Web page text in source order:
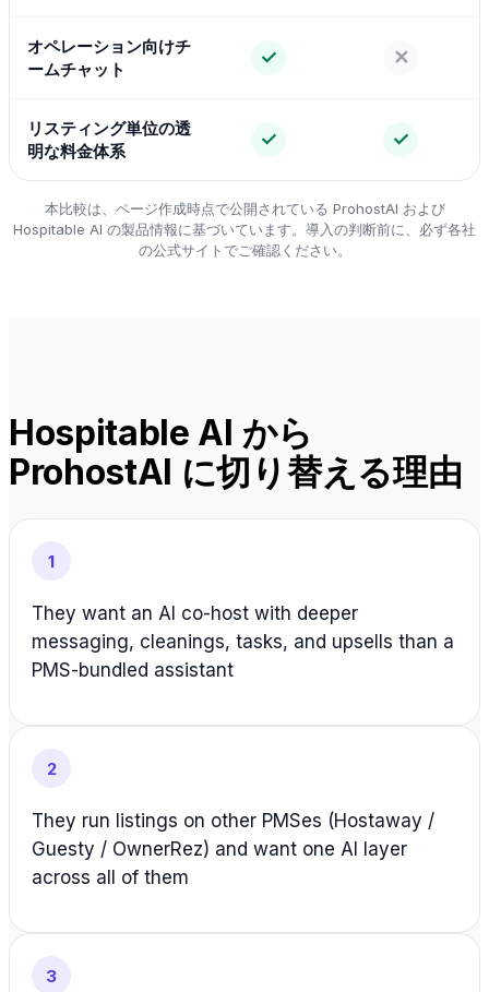
オペレーション向けチ
ームチャット
✓ ✕
リスティング単位の透
明な料金体系
✓ ✓
本比較は、ページ作成時点で公開されている ProhostAI および
Hospitable AI の製品情報に基づいています。導入の判断前に、必ず各社
の公式サイトでご確認ください。
Hospitable AI から
ProhostAI に切り替える理由
1
They want an AI co-host with deeper
messaging, cleanings, tasks, and upsells than a
PMS-bundled assistant
2
They run listings on other PMSes (Hostaway /
Guesty / OwnerRez) and want one AI layer
across all of them
3